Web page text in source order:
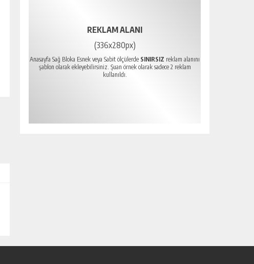
REKLAM ALANI
(336x280px)
Anasayfa Sağ Bloka Esnek veya Sabit ölçülerde SINIRSIZ reklam alanını
şablon olarak ekleyebilirsiniz. Şuan örnek olarak sadece 2 reklam
kullanıldı.